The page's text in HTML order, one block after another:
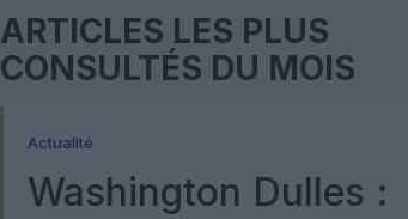
ARTICLES LES PLUS
CONSULTÉS DU MOIS
Actualité
Washington Dulles :